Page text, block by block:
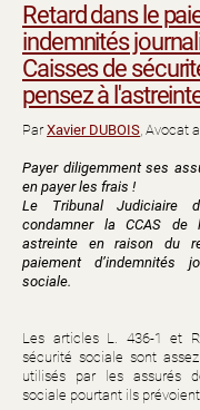
Retard dans le
indemnités
Caisses de
pensez à
Par Xavier DUBOIS, Avocat
Payer diligemment ses
en payer les frais !
Le Tribunal Judiciaire
condamner la CCAS
astreinte en raison du
paiement d’indemnités
sociale.
Les articles L. 436-1 et
sécurité sociale sont
utilisés par les assurés
sociale pourtant ils